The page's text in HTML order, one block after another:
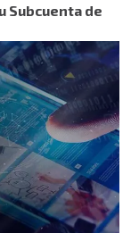
Subcuenta de